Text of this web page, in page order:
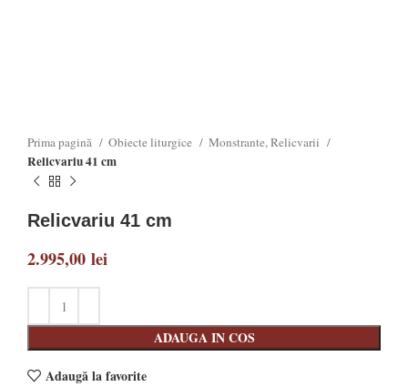
Prima pagină Obiecte liturgice Monstrante, Relicvarii
Relicvariu 41 cm
Relicvariu 41 cm
2.995,00 lei
ADAUGA IN COS
Adaugă la favorite